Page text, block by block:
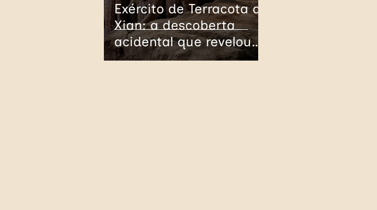
Exército de Terracota de
Xian: a descoberta
acidental que revelou
8.000 guerreiros